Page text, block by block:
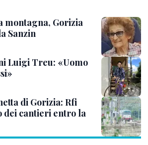
Gorizia
Sanzin
Luigi Treu: «Uomo
di Gorizia: Rfi
dei cantieri entro la